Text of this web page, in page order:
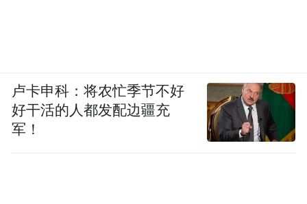
卢卡申科：将农忙季节不好
好干活的人都发配边疆充
军！